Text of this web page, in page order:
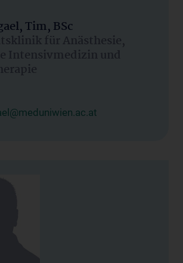
Tim, BSc
für Anästhesie,
Intensivmedizin und